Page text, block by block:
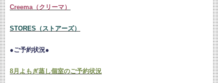
Creema（クリーマ）
STORES（ストアーズ）
●ご予約状況●
8月よもぎ蒸し個室のご予約状況